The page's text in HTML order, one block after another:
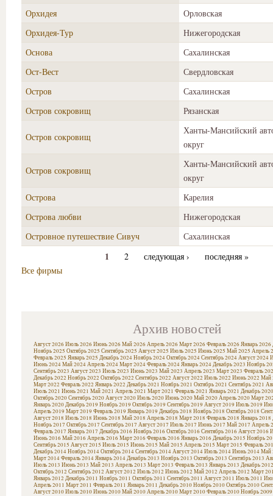
Орхидея
Орловская
Орхидея-Тур
Нижегородская
Основа
Сахалинская
Ост-Вест
Свердловская
Остров
Сахалинская
Остров сокровищ
Рязанская
Остров сокровищ
Ханты-Мансийский
округ
Остров сокровищ
Ханты-Мансийский
округ
Острова
Карелия
Острова любви
Нижегородская
Островное путешествие Сивуч
Сахалинская
1 2 следующая ›
последняя »
Все фирмы
Архив новостей
Август 2026 Июль 2026 Июнь 2026 Май 2026 Апрель 2026 Март 2026 Февраль 2026 Январь 2026
Ноябрь 2025 Октябрь 2025 Сентябрь 2025 Август 2025 Июль 2025 Июнь 2025 Май 2025 Апрель
Февраль 2025 Январь 2025 Декабрь 2024Ноябрь 2024Октябрь 2024Сентябрь 2024Август 2024
Июнь 2024Май 2024Апрель 2024Март 2024Февраль 2024Январь 2024Декабрь 2023 Ноябрь
Сентябрь 2023 Август 2023 Июль 2023 Июнь 2023 Май 2023 Апрель 2023 Март 2023 Февраль
Декабрь 2022 Ноябрь 2022 Октябрь 2022 Сентябрь 2022 Август 2022 Июль 2022 Июнь 2022 Май
Март 2022 Февраль 2022 Январь 2022 Декабрь 2021 Ноябрь 2021 Октябрь 2021 Сентябрь 2021
Июль 2021 Июнь 2021 Май 2021 Апрель 2021 Март 2021 Февраль 2021 Январь 2021 Декабрь 2020
Октябрь 2020Сентябрь 2020Август 2020Июль 2020Июнь 2020Май 2020Апрель 2020Март
Январь 2020Декабрь 2019 Ноябрь 2019 Октябрь 2019 Сентябрь 2019 Август 2019 Июль 2019
Апрель 2019 Март 2019 Февраль 2019 Январь 2019 Декабрь 2018 Ноябрь 2018 Октябрь 2018
Август 2018 Июль 2018 Июнь 2018 Май 2018 Апрель 2018 Март 2018 Февраль 2018 Январь 2018
Ноябрь 2017 Октябрь 2017 Сентябрь 2017 Август 2017 Июль 2017 Июнь 2017 Май 2017 Апрель
Февраль 2017 Январь 2017 Декабрь 2016 Ноябрь 2016 Октябрь 2016 Сентябрь 2016 Август 2016
Июнь 2016 Май 2016 Апрель 2016 Март 2016 Февраль 2016 Январь 2016 Декабрь 2015 Ноябрь
Сентябрь 2015 Август 2015 Июль 2015 Июнь 2015 Май 2015 Апрель 2015 Март 2015 Февраль
Декабрь 2014Ноябрь 2014Октябрь 2014Сентябрь 2014Август 2014Июль 2014Июнь 2014Май
Март 2014Февраль 2014Январь 2014Декабрь 2013 Ноябрь 2013 Октябрь 2013 Сентябрь 2013
Июль 2013 Июнь 2013 Май 2013 Апрель 2013 Март 2013 Февраль 2013 Январь 2013 Декабрь 2012
Октябрь 2012 Сентябрь 2012 Август 2012 Июль 2012 Июнь 2012 Май 2012 Апрель 2012 Март
Январь 2012 Декабрь 2011 Ноябрь 2011 Октябрь 2011 Сентябрь 2011 Август 2011 Июль 2011
Апрель 2011 Март 2011 Февраль 2011 Январь 2011 Декабрь 2010Ноябрь 2010Октябрь 2010
Август 2010Июль 2010Июнь 2010Май 2010Апрель 2010Март 2010Февраль 2010Ноябрь 2009